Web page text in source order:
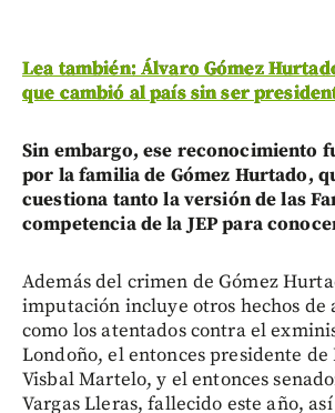
Lea también: Álvaro Gómez
que cambió al país sin ser
Sin embargo, ese reconocimiento
por la familia de Gómez Hurtado,
cuestiona tanto la versión de las
competencia de la JEP para
Además del crimen de Gómez
imputación incluye otros hechos de
como los atentados contra el
Londoño, el entonces presidente de
Visbal Martelo, y el entonces
Vargas Lleras, fallecido este año,